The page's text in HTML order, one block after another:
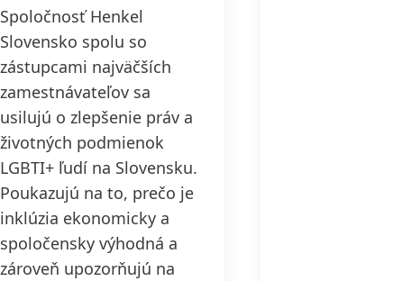
Spoločnosť Henkel
Slovensko spolu so
zástupcami najväčších
zamestnávateľov sa
usilujú o zlepšenie práv a
životných podmienok
LGBTI+ ľudí na Slovensku.
Poukazujú na to, prečo je
inklúzia ekonomicky a
spoločensky výhodná a
zároveň upozorňujú na